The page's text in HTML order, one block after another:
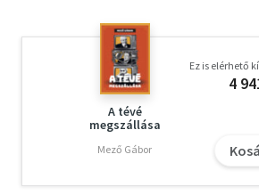
A tévé
megszállása
Mező Gábor
Ez is elérhető
4